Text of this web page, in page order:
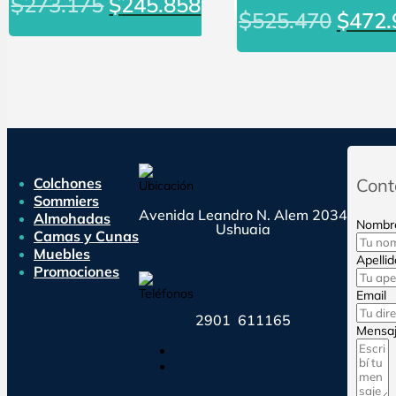
precio
precio
actual
$525.470 El
precio
$
Colchones
Sommiers
Almohadas
Camas y Cunas
Muebles
Promociones
Avenida Leandro N. Alem 2034
Ushuaia
2901 611165
Email